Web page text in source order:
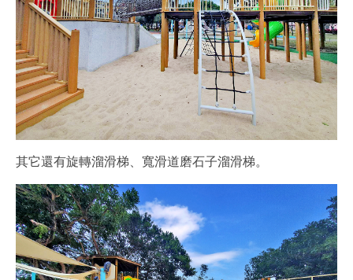
其它還有旋轉溜滑梯、寬滑道磨石子溜滑梯。